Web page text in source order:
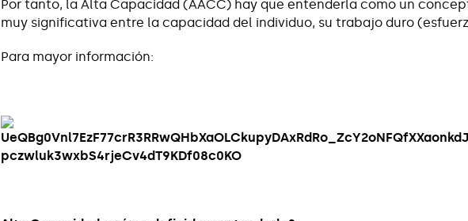
Por tanto, la Alta Capacidad (AACC) hay que entenderla como un
muy significativa entre la capacidad del individuo, su trabajo duro
Para mayor información: